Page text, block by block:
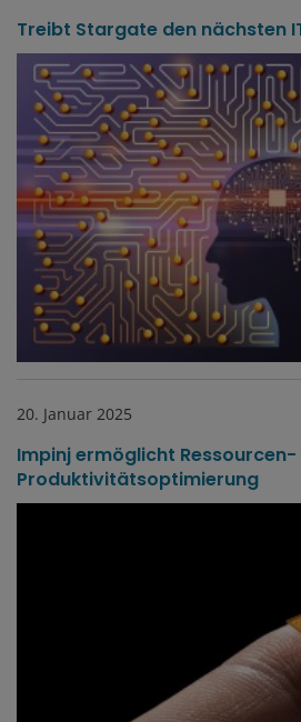
Treibt Stargate den nächsten
20. Januar 2025
Impinj ermöglicht Ressourcen-
Produktivitätsoptimierung